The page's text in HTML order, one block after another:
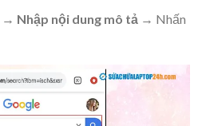
→ Nhập nội dung mô tả → Nhấn